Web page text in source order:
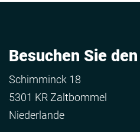
Besuchen Sie
Schimminck 18
5301 KR Zaltbommel
Niederlande